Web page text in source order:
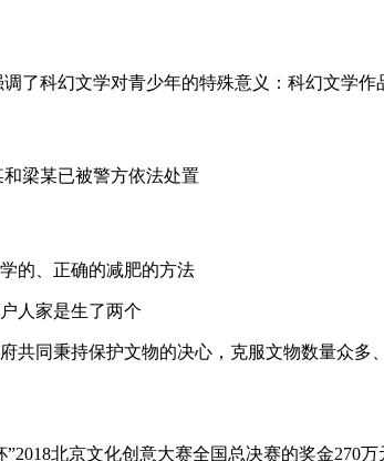
幻文学对青少年的特殊意义：科幻文学作品
陈某和梁某已被警方依法处置
学的、正确的减肥的方法
人家是生了两个
共同秉持保护文物的决心，克服文物数量众多
行杯”2018北京文化创意大赛全国总决赛的奖金270